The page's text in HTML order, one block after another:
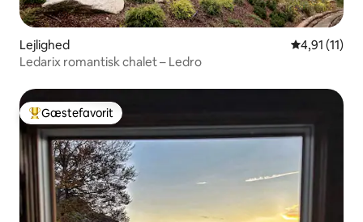
Lejlighed 4,91 ud af 5
4,91 (11)
Ledarix romantisk chalet – Ledro
Bedste gæstefavorit
Gæstefavorit